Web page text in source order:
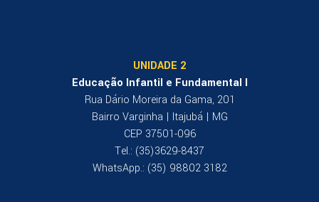
UNIDADE 2
Educação Infantil e Fundamental I
Rua Dário Moreira da Gama, 201
Bairro Varginha | Itajubá | MG
CEP 37501-096
Tel.: (35)3629-8437
WhatsApp.: (35) 98802 3182